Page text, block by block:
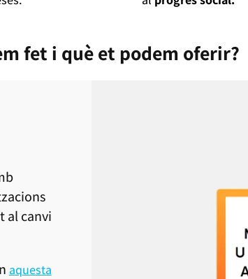
fet i què et podem oferir?
al canvi
aquesta